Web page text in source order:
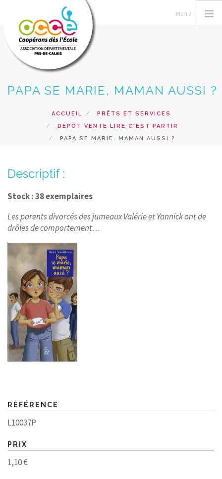
L'OCCE 62
RESSOURCES ET SERVICES
RECHERCHER
CONTACT
PAPA SE MARIE, MAMAN AUSSI ?
ACCUEIL
PRÊTS ET SERVICES
DÉPÔT VENTE LIRE C'EST PARTIR
PAPA SE MARIE, MAMAN AUSSI ?
Descriptif :
Stock : 38 exemplaires
Les parents divorcés des jumeaux Valérie et Yannick ont de
drôles de comportement…
RÉFÉRENCE
L10037P
PRIX
1,10 €